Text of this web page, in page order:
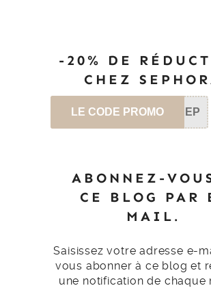
-20% DE
CHEZ
LE CODE PROMO SEP
ABONNEZ-
CE BLOG PAR
MAIL.
Saisissez votre adresse e-
vous abonner à ce blog et
une notification de chaque